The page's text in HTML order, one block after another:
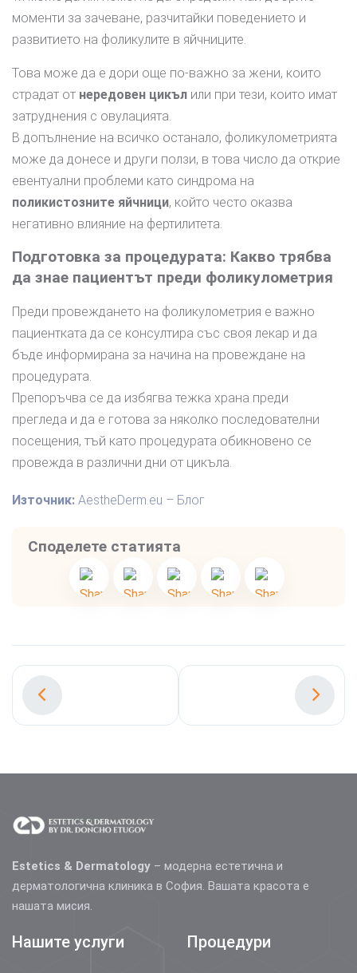
моменти за зачеване, разчитайки поведението и
развитието на фоликулите в яйчниците.
Това може да е дори още по-важно за жени, които
страдат от нередовен цикъл или при тези, които имат
затруднения с овулацията.
В допълнение на всичко останало, фоликулометрията
може да донесе и други ползи, в това число да открие
евентуални проблеми като синдрома на
поликистозните яйчници, който често оказва
негативно влияние на фертилитета.
Подготовка за процедурата: Какво трябва
да знае пациентът преди фоликулометрия
Преди провеждането на фоликулометрия е важно
пациентката да се консултира със своя лекар и да
бъде информирана за начина на провеждане на
процедурата.
Препоръчва се да избягва тежка храна преди
прегледа и да е готова за няколко последователни
посещения, тъй като процедурата обикновено се
провежда в различни дни от цикъла.
Източник: AestheDerm.eu – Блог
Споделете статията
Estetics & Dermatology – модерна естетична и
дерматологична клиника в София. Вашата красота е
нашата мисия.
Нашите услуги Процедури